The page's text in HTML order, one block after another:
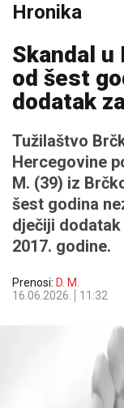
Hronika
Skandal u
od šest
dodatak
Tužilaštvo
Hercegovine
M. (39) iz
šest godina
dječiji
2017. godine.
Prenosi: D. M.
16.06.2026.
11:32